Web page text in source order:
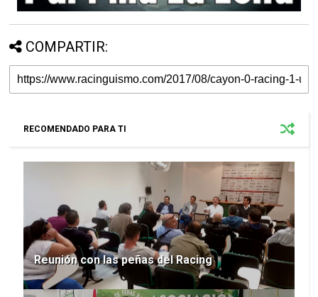
COMPARTIR:
RECOMENDADO PARA TI
Reunión con las peñas del Racing